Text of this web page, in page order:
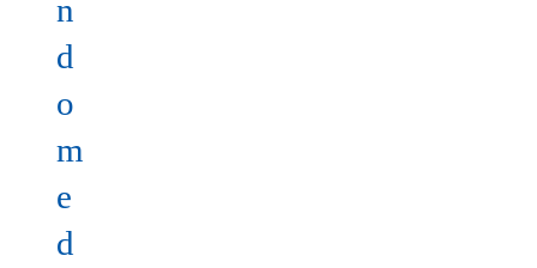
n
d
o
m
e
d